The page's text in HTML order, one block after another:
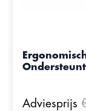
Adviesprijs